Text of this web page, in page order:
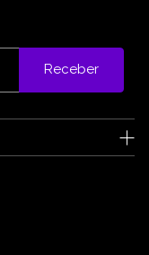
Receber